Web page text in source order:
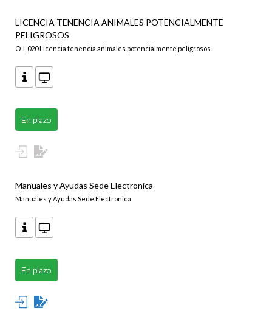
LICENCIA TENENCIA ANIMALES POTENCIALMENTE
PELIGROSOS
O-I_020 Licencia tenencia animales potencialmente peligrosos.
En plazo
Manuales y Ayudas Sede Electronica
Manuales y Ayudas Sede Electronica
En plazo